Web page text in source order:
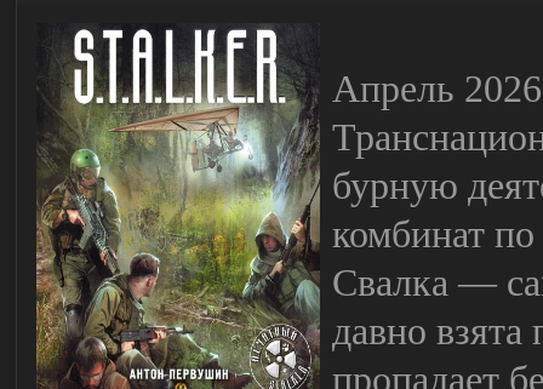
Апрель
бурную
комбинат
Свалка —
давно
пропадает